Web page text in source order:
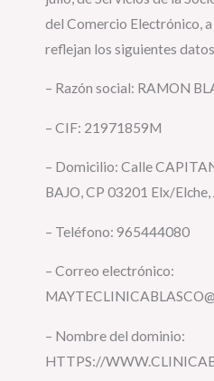
del Comercio Electrónico,
reflejan los siguientes
– Razón social: RAMON
– CIF: 21971859M
– Domicilio: Calle
BAJO, CP 03201 Elx/
– Teléfono: 965444080
– Correo electrónico:
– Nombre del dominio:
HTTPS://